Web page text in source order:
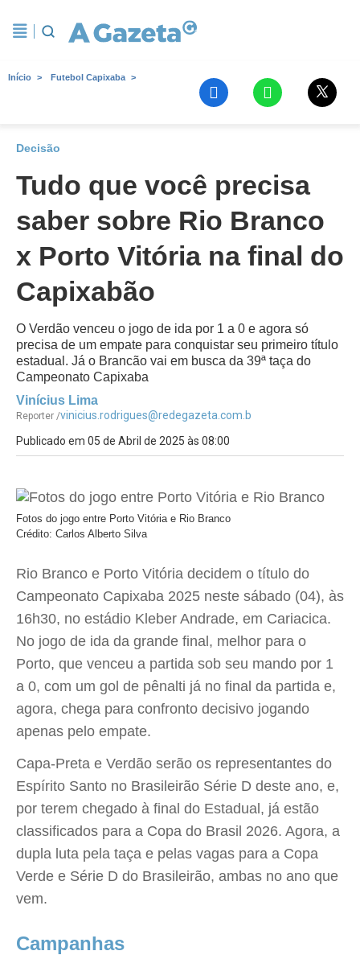
Início Futebol Capixaba
Decisão
Tudo que você precisa
saber sobre Rio Branco
x Porto Vitória na final do
Capixabão
O Verdão venceu o jogo de ida por 1 a 0 e agora só
precisa de um empate para conquistar seu primeiro título
estadual. Já o Brancão vai em busca da 39ª taça do
Campeonato Capixaba
Vinícius Lima
Reporter /vinicius.rodrigues@redegazeta.com.b
Publicado em 05 de Abril de 2025 às 08:00
Fotos do jogo entre Porto Vitória e Rio Branco
Crédito: Carlos Alberto Silva
Rio Branco e Porto Vitória decidem o título do
Campeonato Capixaba 2025 neste sábado (04), às
16h30, no estádio Kleber Andrade, em Cariacica.
No jogo de ida da grande final, melhor para o
Porto, que venceu a partida sob seu mando por 1
a 0, com um gol de pênalti já no final da partida e,
agora, chega para confronto decisivo jogando
apenas pelo empate.
Capa-Preta e Verdão serão os representantes do
Espírito Santo no Brasileirão Série D deste ano, e,
por terem chegado à final do Estadual, já estão
classificados para a Copa do Brasil 2026. Agora, a
dupla luta pela taça e pelas vagas para a Copa
Verde e Série D do Brasileirão, ambas no ano que
vem.
Campanhas